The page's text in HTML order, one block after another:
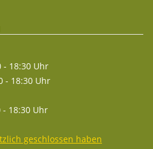
- 18:30 Uhr
- 18:30 Uhr
- 18:30 Uhr
geschlossen haben